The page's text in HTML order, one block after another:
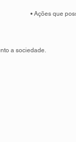
• Ações que
a sociedade.